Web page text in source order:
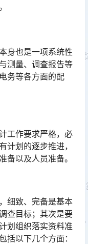
身也是一项系统性
测量、调查报告等
务等各方面的配
工作要求严格，必
计划的逐步推进，
备以及人员准备。
细致、完备是基本
查目标；其次是要
划组织落实资料准
括以下几个方面：